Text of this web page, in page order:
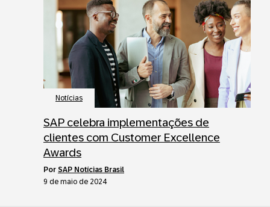
Notícias
SAP celebra implementações de
clientes com Customer Excellence
Awards
por SAP Notícias Brasil
9 de maio de 2024